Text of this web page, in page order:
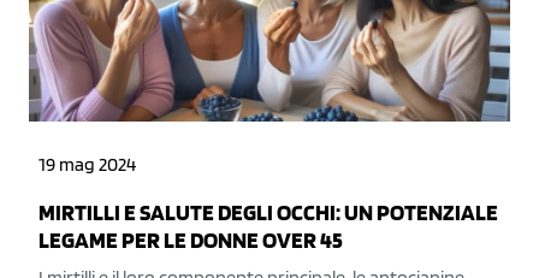
19 mag 2024
MIRTILLI E SALUTE DEGLI OCCHI: UN POTENZIALE
LEGAME PER LE DONNE OVER 45